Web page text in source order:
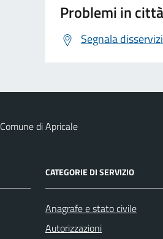
Problemi in città
Segnala
Comune di Apricale
CATEGORIE DI SERVIZIO
Anagrafe e stato civile
Autorizzazioni